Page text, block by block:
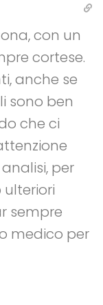
con un
cortese.
anche se
sono ben
che ci
per
sempre
medico per